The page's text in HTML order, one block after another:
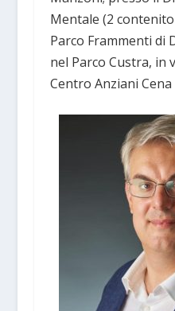
Mentale (2
Parco Frammenti di
nel Parco Custra, in
Centro Anziani